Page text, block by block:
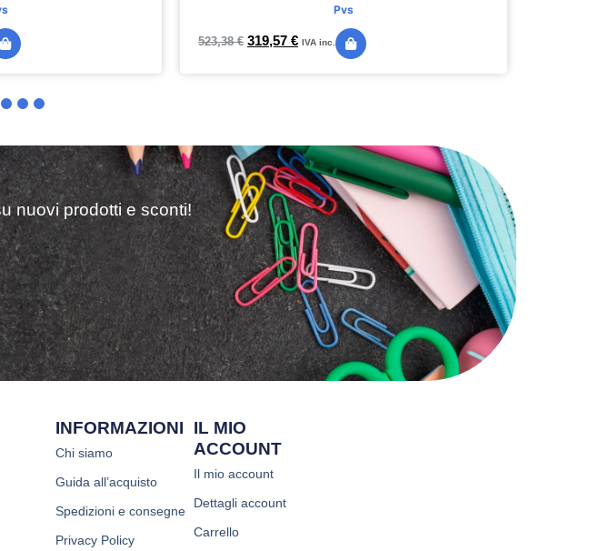
Pvs
523,38€ 319,57 € IVA inc.
nuovi prodotti e sconti!
INFORMAZIONI
Chi siamo
Guida all’acquisto
Spedizioni e consegne
Privacy Policy
IL MIO
ACCOUNT
Il mio account
Dettagli account
Carrello